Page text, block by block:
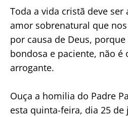
Toda a vida cristã deve
amor sobrenatural que
por causa de Deus,
bondosa e paciente, não é
arrogante.
Ouça a homilia do Padre
esta quinta-feira, dia 25